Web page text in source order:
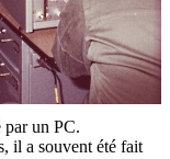
par un PC.
il a souvent été fait